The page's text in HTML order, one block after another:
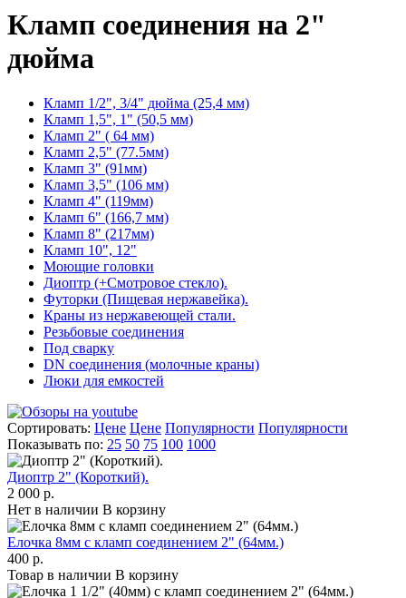
Кламп соединения на 2"
дюйма
Кламп 1/2", 3/4" дюйма (25,4 мм)
Кламп 1,5", 1" (50,5 мм)
Кламп 2" ( 64 мм)
Кламп 2,5" (77.5мм)
Кламп 3" (91мм)
Кламп 3,5" (106 мм)
Кламп 4" (119мм)
Кламп 6" (166,7 мм)
Кламп 8" (217мм)
Кламп 10", 12"
Моющие головки
Диоптр (+Смотровое стекло).
Футорки (Пищевая нержавейка).
Краны из нержавеющей стали.
Резьбовые соединения
Под сварку
DN соединения (молочные краны)
Люки для емкостей
Сортировать: Цене Цене Популярности Популярности
Показывать по: 25 50 75 100 1000
Диоптр 2" (Короткий).
2 000 р.
Нет в наличии В корзину
Елочка 8мм с кламп соединением 2" (64мм.)
400 р.
Товар в наличии В корзину